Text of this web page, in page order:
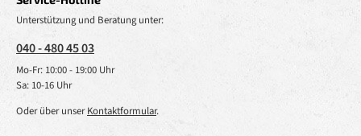
Unterstützung und Beratung unter:
040 - 480 45 03
Mo-Fr: 10:00 - 19:00 Uhr
Sa: 10-16 Uhr
Oder über unserKontaktformular.